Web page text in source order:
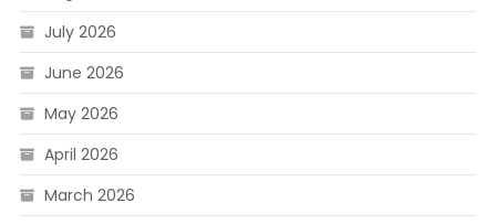
July 2026
June 2026
May 2026
April 2026
March 2026